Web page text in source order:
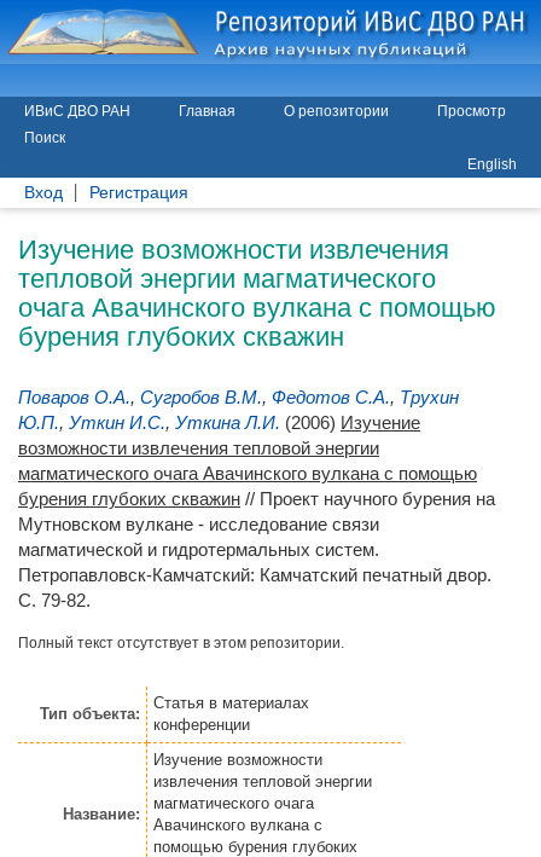
ИВиС ДВО РАН Главная О репозитории
Просмотр
Поиск
English
Вход Регистрация
Изучение возможности извлечения
тепловой энергии магматического
очага Авачинского вулкана с помощью
бурения глубоких скважин
Поваров О.А., Сугробов В.М., Федотов С.А., Трухин
Ю.П., Уткин И.С., Уткина Л.И. (2006) Изучение
возможности извлечения тепловой энергии
магматического очага Авачинского вулкана с помощью
бурения глубоких скважин // Проект научного бурения на
Мутновском вулкане - исследование связи
магматической и гидротермальных систем.
Петропавловск-Камчатский: Камчатский печатный двор.
С. 79-82.
Полный текст отсутствует в этом репозитории.
Тип объекта:
Статья в материалах
конференции
Название:
Изучение возможности
извлечения тепловой энергии
магматического очага
Авачинского вулкана с
помощью бурения глубоких